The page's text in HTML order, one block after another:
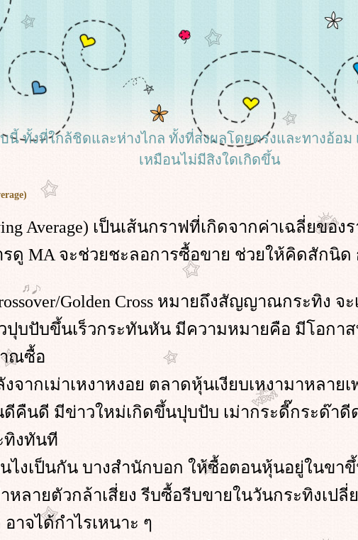
นี้ ทั้งที่ใกล้ชิดและห่างไกล ทั้งที่ส่งผลโดยตรงและทางอ้
เหมือนไม่มีสิงใดเกิดขึ้น
Average) เป็นเส้นกราฟที่เกิดจากค่าเฉลี่ยของ
จะช่วยชะลอการซื้อขาย ช่วยให้คิดสักนิด
Golden Cross หมายถึงสัญญาณกระทิง จ
ปุบปับขึ้นเร็วกระทันหัน มีความหมายคือ มีโอกา
ณซื้อ
เม่าเหงาหงอย ตลาดหุ้นเงียบเหงามาหลายเ
มีข่าวใหม่เกิดขึ้นปุบปับ เม่ากระดี๊กระด๊าดี
ทิงทันที
ป็นกัน บางสำนักบอก ให้ซื้อตอนหุ้นอยู่ในขา
ยตัวกล้าเสี่ยง รีบซื้อรีบขายในวันกระทิงเปลี่
อาจได้กำไรเหนาะ ๆ